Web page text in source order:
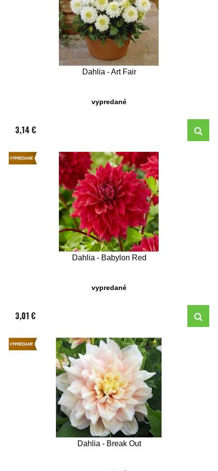
Dahlia - Art Fair
vypredané
3,14 €
Dahlia - Babylon Red
vypredané
3,01 €
Dahlia - Break Out